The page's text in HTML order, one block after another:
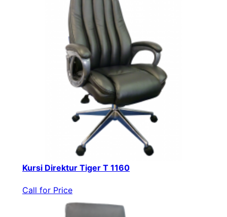
Kursi Direktur Tiger T 1160
Call for Price